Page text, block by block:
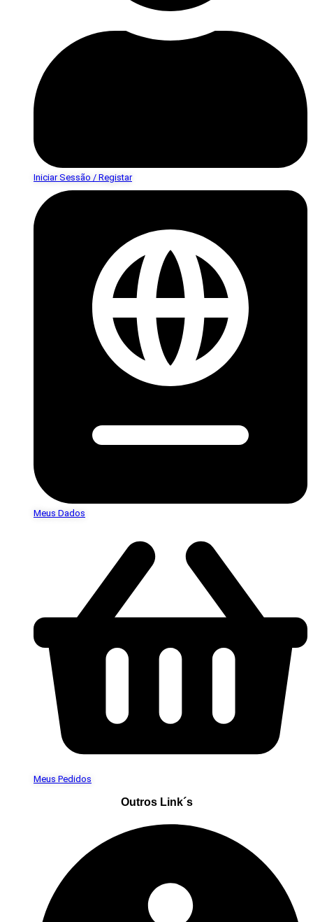
Iniciar Sessão / Registar
Meus Dados
Meus Pedidos
Outros Link´s